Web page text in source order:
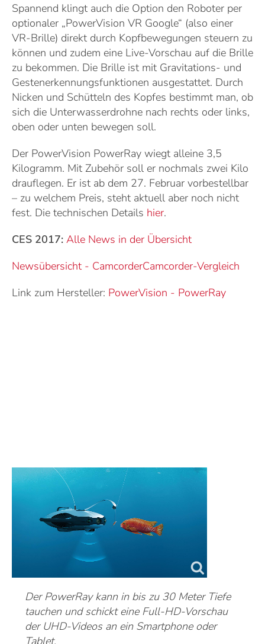
Spannend klingt auch die Option den Roboter per
optionaler „PowerVision VR Google“ (also einer
VR-Brille) direkt durch Kopfbewegungen steuern zu
können und zudem eine Live-Vorschau auf die Brille
zu bekommen. Die Brille ist mit Gravitations- und
Gestenerkennungsfunktionen ausgestattet. Durch
Nicken und Schütteln des Kopfes bestimmt man, ob
sich die Unterwasserdrohne nach rechts oder links,
oben oder unten bewegen soll.
Der PowerVision PowerRay wiegt alleine 3,5
Kilogramm. Mit Zubehör soll er nochmals zwei Kilo
drauflegen. Er ist ab dem 27. Februar vorbestellbar
– zu welchem Preis, steht aktuell aber noch nicht
fest. Die technischen Details hier.
CES 2017: Alle News in der Übersicht
Newsübersicht - CamcorderCamcorder-Vergleich
Link zum Hersteller: PowerVision - PowerRay
Der PowerRay kann in bis zu 30 Meter Tiefe
tauchen und schickt eine Full-HD-Vorschau
der UHD-Videos an ein Smartphone oder
Tablet.